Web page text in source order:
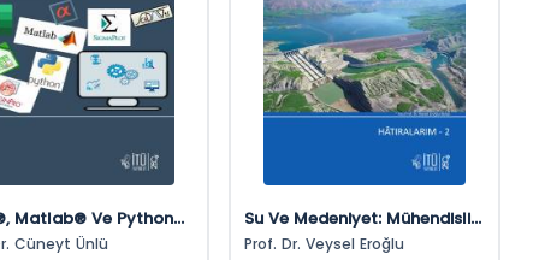
Matlab® Ve Python®
Bilimsel
Cüneyt Ünlü
Su Ve Medeniyet: Mühendislik
Destanı Hâtıralarım – 2
Prof. Dr. Veysel Eroğlu